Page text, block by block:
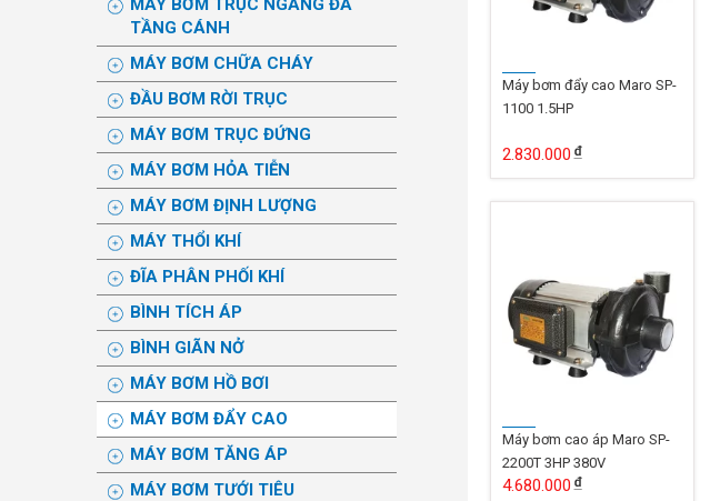
MÁY BƠM TRỤC NGANG ĐA
TẦNG CÁNH
MÁY BƠM CHỮA CHÁY
ĐẦU BƠM RỜI TRỤC
MÁY BƠM TRỤC ĐỨNG
MÁY BƠM HỎA TIỄN
MÁY BƠM ĐỊNH LƯỢNG
MÁY THỔI KHÍ
ĐĨA PHÂN PHỐI KHÍ
BÌNH TÍCH ÁP
BÌNH GIÃN NỞ
MÁY BƠM HỒ BƠI
MÁY BƠM ĐẨY CAO
MÁY BƠM TĂNG ÁP
MÁY BƠM TƯỚI TIÊU
Máy bơm đẩy cao Maro SP-
1100 1.5HP
2.830.000
Máy bơm cao áp Maro SP-
2200T 3HP 380V
4.680.000